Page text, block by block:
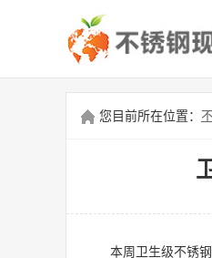
您目前所在位置：
本周卫生级不锈